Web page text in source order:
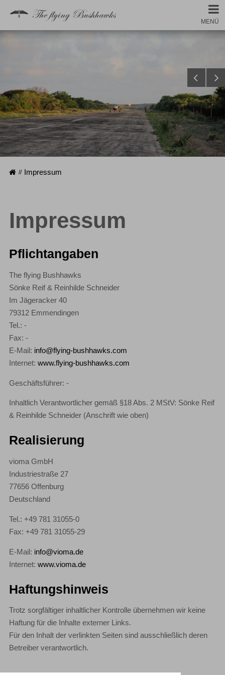
MENÜ
Startseite
Impressum
Impressum
Pflichtangaben
The flying Bushhawks
Sönke Reif & Reinhilde Schneider
Im Jägeracker 40
79312 Emmendingen
Tel.: -
Fax: -
E-Mail: info@flying-bushhawks.com
Internet:www.flying-bushhawks.com
Geschäftsführer: -
Inhaltlich Verantwortlicher gemäß §18 Abs. 2 MStV: Sönke Reif
& Reinhilde Schneider (Anschrift wie oben)
Realisierung
vioma GmbH
Industriestraße 27
77656 Offenburg
Deutschland
Tel.: +49 781 31055-0
Fax: +49 781 31055-29
E-Mail: info@vioma.de
Internet:www.vioma.de
Haftungshinweis
Trotz sorgfältiger inhaltlicher Kontrolle übernehmen wir keine
Haftung für die Inhalte externer Links.
Für den Inhalt der verlinkten Seiten sind ausschließlich deren
Betreiber verantwortlich.